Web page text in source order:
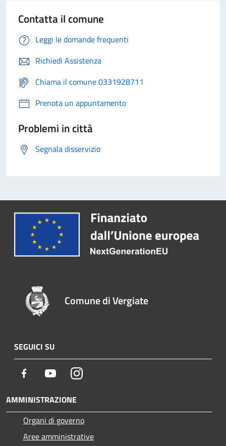
Contatta il comune
Leggi le domande frequenti
Richiedi Assistenza
Chiama il comune 0331928711
Prenota un appuntamento
Problemi in città
Segnala disservizio
Comune di Vergiate
SEGUICI SU
Facebook YoutubeInstagram
AMMINISTRAZIONE
Organi di governo
Aree amministrative